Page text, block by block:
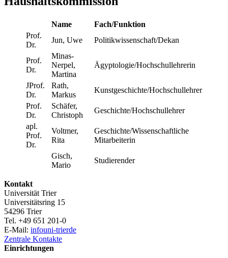
Name
Fach/Funktion
Prof.
Dr.
Jun, Uwe Politikwissenschaft/Dekan
Prof.
Dr.
Minas-
Nerpel,
Martina
Ägyptologie/Hochschullehrerin
JProf.
Dr.
Rath,
Markus
Kunstgeschichte/Hochschullehrer
Prof.
Dr.
Schäfer,
Christoph
Geschichte/Hochschullehrer
apl.
Prof.
Dr.
Voltmer,
Rita
Geschichte/Wissenschaftliche
Mitarbeiterin
Gisch,
Mario
Studierender
Kontakt
Universität Trier
Universitätsring 15
54296 Trier
Tel. +49 651 201-0
E-Mail: infouni-trierde
Zentrale Kontakte
Einrichtungen